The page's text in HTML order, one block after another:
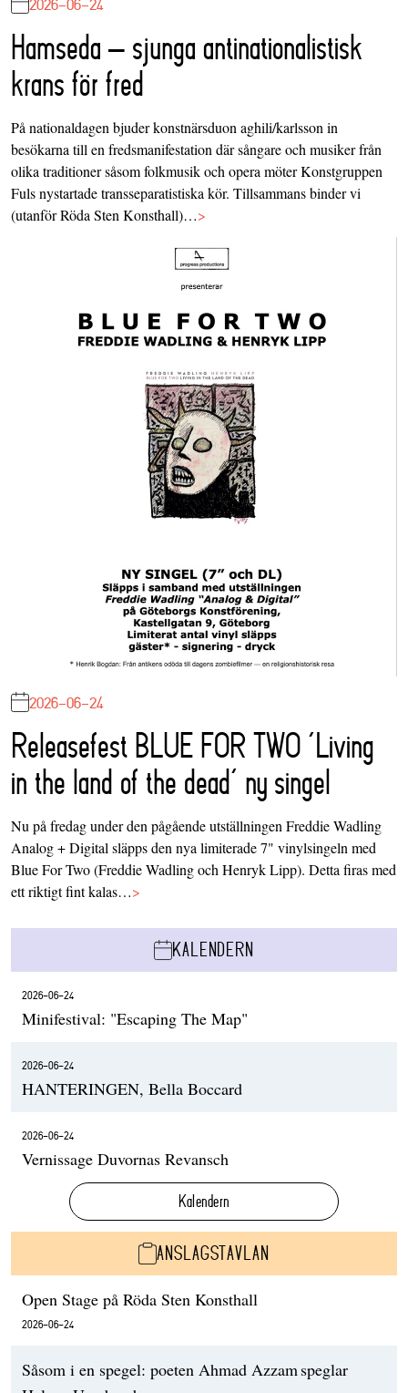
Hamseda – sjunga antinationalistisk
krans för fred
På nationaldagen bjuder konstnärsduon aghili/karlsson in
besökarna till en fredsmanifestation där sångare och musiker från
olika traditioner såsom folkmusik och opera möter Konstgruppen
Fuls nystartade transseparatistiska kör. Tillsammans binder vi
(utanför Röda Sten Konsthall)…>
2026-06-24
Releasefest BLUE FOR TWO ‘Living
in the land of the dead’ ny singel
Nu på fredag under den pågående utställningen Freddie Wadling
Analog + Digital släpps den nya limiterade 7" vinylsingeln med
Blue For Two (Freddie Wadling och Henryk Lipp). Detta firas med
ett riktigt fint kalas…>
KALENDERN
2026-06-24
Minifestival: "Escaping The Map"
2026-06-24
HANTERINGEN, Bella Boccard
2026-06-24
Vernissage Duvornas Revansch
Kalendern
ANSLAGSTAVLAN
Open Stage på Röda Sten Konsthall
2026-06-24
Såsom i en spegel: poeten Ahmad Azzam speglar